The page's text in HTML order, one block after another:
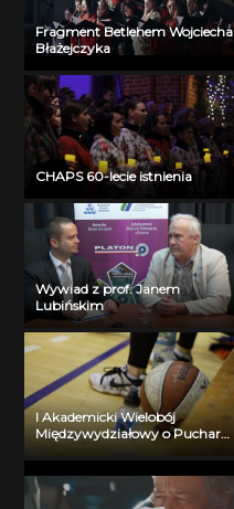
Fragment Betlehem Wojciecha
Błażejczyka
CHAPS 60-lecie istnienia
Wywiad z prof. Janem
Lubińskim
I Akademicki Wielobój
Międzywydziałowy o Puchar